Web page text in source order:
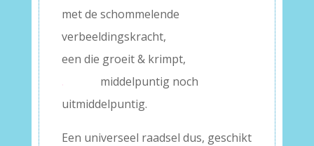
met de schommelende
verbeeldingskracht,
een die groeit & krimpt,
.
middelpuntig noch
uitmiddelpuntig.
Een universeel raadsel dus, geschikt